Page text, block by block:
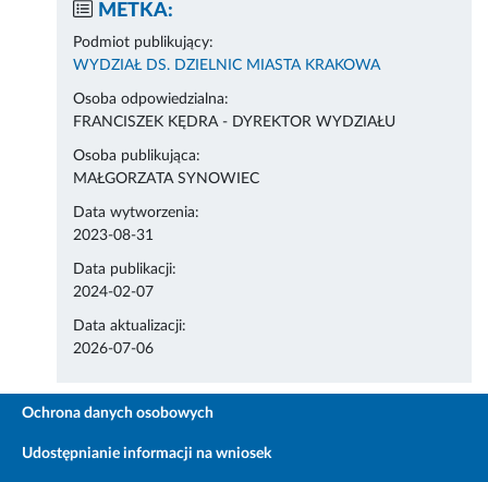
METKA:
Podmiot publikujący:
WYDZIAŁ DS. DZIELNIC MIASTA KRAKOWA
Osoba odpowiedzialna:
FRANCISZEK KĘDRA - DYREKTOR WYDZIAŁU
Osoba publikująca:
MAŁGORZATA SYNOWIEC
Data wytworzenia:
2023-08-31
Data publikacji:
2024-02-07
Data aktualizacji:
2026-07-06
Ochrona danych osobowych
Udostępnianie informacji na wniosek